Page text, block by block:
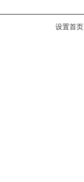
设置首页